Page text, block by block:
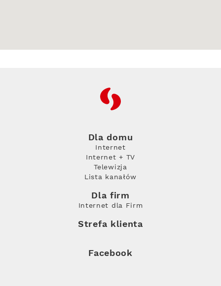
RFC
Dla domu
Internet
Internet + TV
Telewizja
Lista kanałów
Dla firm
Internet dla Firm
Strefa klienta
Facebook